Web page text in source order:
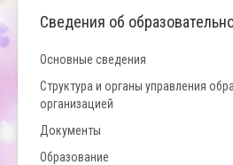
Сведения об
Основные сведения
Структура и органы управления
организацией
Документы
Образование